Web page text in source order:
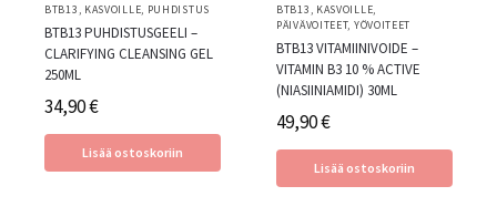
BTB13 , KASVOILLE, PUHDISTUS
BTB13 PUHDISTUSGEELI –
CLARIFYING CLEANSING GEL
250ML
34,90€
Lisää ostoskoriin
BTB13 , KASVOILLE,
PÄIVÄVOITEET, YÖVOITEET
BTB13 VITAMIINIVOIDE –
VITAMIN B3 10 % ACTIVE
(NIASIINIAMIDI) 30ML
49,90€
Lisää ostoskoriin